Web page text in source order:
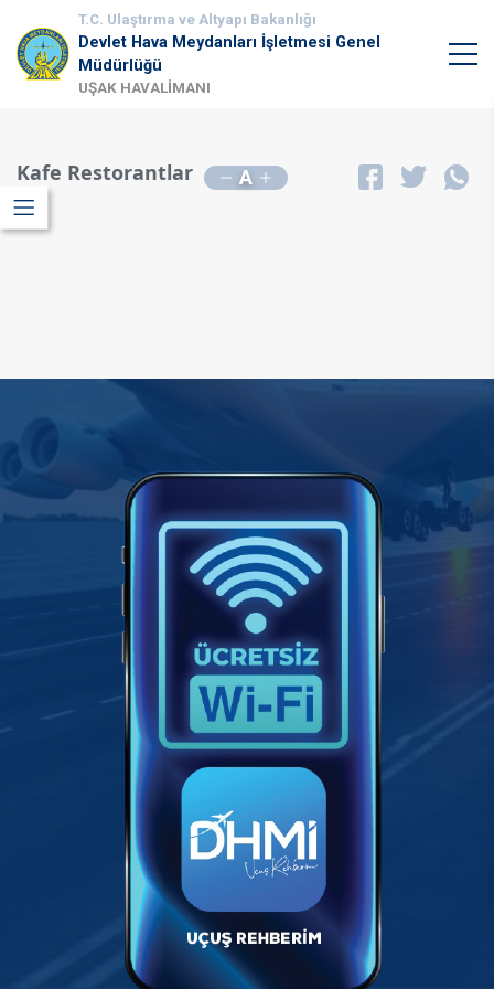
T.C. Ulaştırma ve Altyapı Bakanlığı
Devlet Hava Meydanları İşletmesi Genel
Müdürlüğü
UŞAK HAVALİMANI
Kafe Restorantlar A